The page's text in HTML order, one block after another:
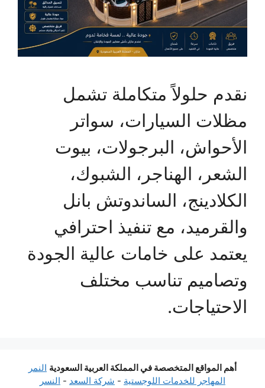
نقدم حلولاً متكاملة تشمل
مظلات السيارات، سواتر
الأحواش، البرجولات، بيوت
الشعر، الهناجر، الشبوك،
الكلادينج، الساندوتش بانل
والقرميد، مع تنفيذ احترافي
يعتمد على خامات عالية الجودة
وتصاميم تناسب مختلف
الاحتياجات.
أهم المواقع المتخصصة في المملكة العربية السعودية النمر
المهاجر للخدمات اللوجستية - شركة السعد - النسر